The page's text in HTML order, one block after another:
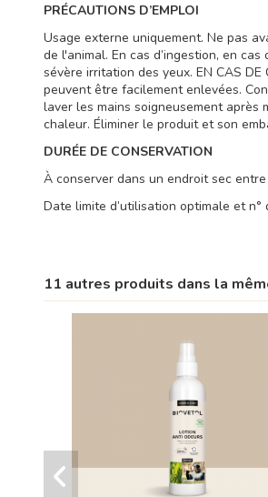
PRÉCAUTIONS D’EMPLOI
Usage externe uniquement. Ne pas
de l'animal. En cas d’ingestion, en
sévère irritation des yeux. EN CAS
peuvent être facilement enlevées.
laver les mains soigneusement après
chaleur. Éliminer le produit et son
DURÉE DE CONSERVATION
À conserver dans un endroit sec entre
Date limite d’utilisation optimale et n°
11 autres produits dans la